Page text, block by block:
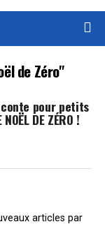
de Zéro"
conte pour petits
DE ZÉRO !
articles par